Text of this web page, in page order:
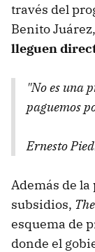
través del
Benito
lleguen
"No es una
paguemos
Ernesto
Además de
subsidios,
esquema de
donde el